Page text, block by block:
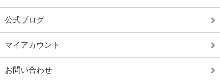
公式ブログ
マイアカウント
お問い合わせ